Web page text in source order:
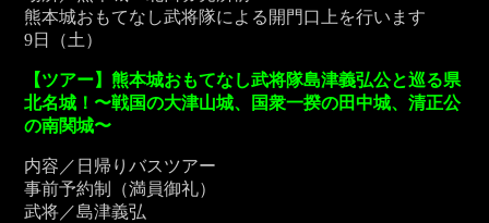
熊本城おもてなし武将隊による開門口上を行います
9日（土）
【ツアー】熊本城おもてなし武将隊島津義弘公と巡る県
北名城！〜戦国の大津山城、国衆一揆の田中城、清正公
の南関城〜
内容／日帰りバスツアー
事前予約制（満員御礼）
武将／島津義弘